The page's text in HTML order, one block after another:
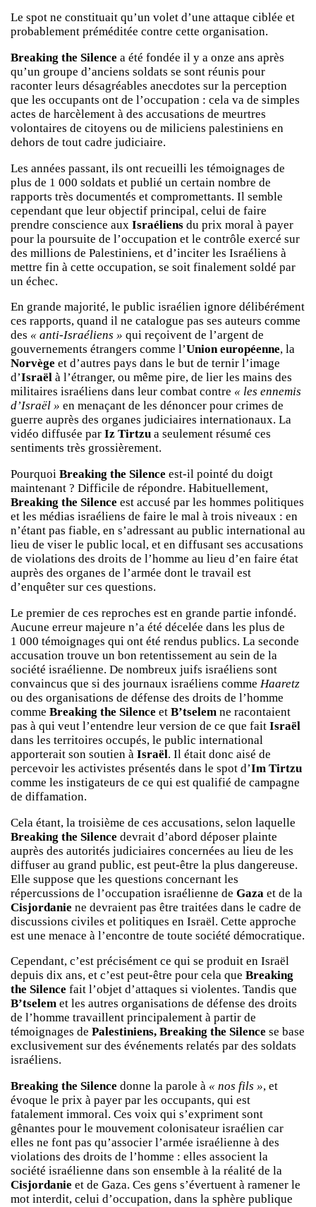
Le spot ne constituait qu’un volet d’une attaque ciblée et
probablement préméditée contre cette organisation.
Breaking the Silence a été fondée il y a onze ans après
qu’un groupe d’anciens soldats se sont réunis pour
raconter leurs désagréables anecdotes sur la perception
que les occupants ont de l’occupation : cela va de simples
actes de harcèlement à des accusations de meurtres
volontaires de citoyens ou de miliciens palestiniens en
dehors de tout cadre judiciaire.
Les années passant, ils ont recueilli les témoignages de
plus de 1 000 soldats et publié un certain nombre de
rapports très documentés et compromettants. Il semble
cependant que leur objectif principal, celui de faire
prendre conscience aux Israéliens du prix moral à payer
pour la poursuite de l’occupation et le contrôle exercé sur
des millions de Palestiniens, et d’inciter les Israéliens à
mettre fin à cette occupation, se soit finalement soldé par
un échec.
En grande majorité, le public israélien ignore délibérément
ces rapports, quand il ne catalogue pas ses auteurs comme
des « anti-Israéliens » qui reçoivent de l’argent de
gouvernements étrangers comme l’Union européenne, la
Norvège et d’autres pays dans le but de ternir l’image
d’Israël à l’étranger, ou même pire, de lier les mains des
militaires israéliens dans leur combat contre « les ennemis
d’Israël » en menaçant de les dénoncer pour crimes de
guerre auprès des organes judiciaires internationaux. La
vidéo diffusée par Iz Tirtzu a seulement résumé ces
sentiments très grossièrement.
Pourquoi Breaking the Silence est-il pointé du doigt
maintenant ? Difficile de répondre. Habituellement,
Breaking the Silence est accusé par les hommes politiques
et les médias israéliens de faire le mal à trois niveaux : en
n’étant pas fiable, en s’adressant au public international au
lieu de viser le public local, et en diffusant ses accusations
de violations des droits de l’homme au lieu d’en faire état
auprès des organes de l’armée dont le travail est
d’enquêter sur ces questions.
Le premier de ces reproches est en grande partie infondé.
Aucune erreur majeure n’a été décelée dans les plus de
1 000 témoignages qui ont été rendus publics. La seconde
accusation trouve un bon retentissement au sein de la
société israélienne. De nombreux juifs israéliens sont
convaincus que si des journaux israéliens comme Haaretz
ou des organisations de défense des droits de l’homme
comme Breaking the Silence et B’tselem ne racontaient
pas à qui veut l’entendre leur version de ce que fait Israël
dans les territoires occupés, le public international
apporterait son soutien à Israël. Il était donc aisé de
percevoir les activistes présentés dans le spot d’Im Tirtzu
comme les instigateurs de ce qui est qualifié de campagne
de diffamation.
Cela étant, la troisième de ces accusations, selon laquelle
Breaking the Silence devrait d’abord déposer plainte
auprès des autorités judiciaires concernées au lieu de les
diffuser au grand public, est peut-être la plus dangereuse.
Elle suppose que les questions concernant les
répercussions de l’occupation israélienne de Gaza et de la
Cisjordanie ne devraient pas être traitées dans le cadre de
discussions civiles et politiques en Israël. Cette approche
est une menace à l’encontre de toute société démocratique.
Cependant, c’est précisément ce qui se produit en Israël
depuis dix ans, et c’est peut-être pour cela que Breaking
the Silence fait l’objet d’attaques si violentes. Tandis que
B’tselem et les autres organisations de défense des droits
de l’homme travaillent principalement à partir de
témoignages de Palestiniens, Breaking the Silence se base
exclusivement sur des événements relatés par des soldats
israéliens.
Breaking the Silence donne la parole à « nos fils », et
évoque le prix à payer par les occupants, qui est
fatalement immoral. Ces voix qui s’expriment sont
gênantes pour le mouvement colonisateur israélien car
elles ne font pas qu’associer l’armée israélienne à des
violations des droits de l’homme : elles associent la
société israélienne dans son ensemble à la réalité de la
Cisjordanie et de Gaza. Ces gens s’évertuent à ramener le
mot interdit, celui d’occupation, dans la sphère publique